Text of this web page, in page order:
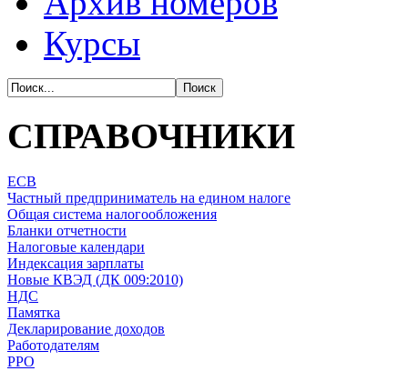
Курсы
СПРАВОЧНИКИ
ЕСВ
Частный предприниматель на едином налоге
Общая система налогообложения
Бланки отчетности
Налоговые календари
Индексация зарплаты
Новые КВЭД (ДК 009:2010)
НДС
Памятка
Декларирование доходов
Работодателям
РРО